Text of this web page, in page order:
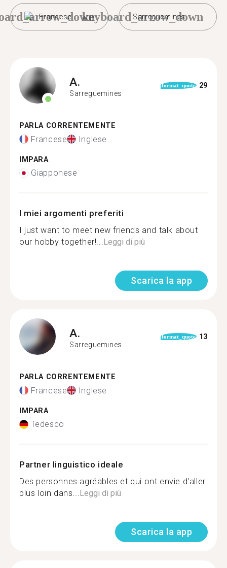
Francese Sarreguemines
keyboard_arrow_down
A.
Sarreguemines
format_quote 29
PARLA CORRENTEMENTE
Francese Inglese
IMPARA
Giapponese
I miei argomenti preferiti
I just want to meet new friends and talk about
our hobby together!...Leggi di più
Scarica la app
A.
Sarreguemines
format_quote 13
PARLA CORRENTEMENTE
Francese Inglese
IMPARA
Tedesco
Partner linguistico ideale
Des personnes agréables et qui ont envie d'aller
plus loin dans...Leggi di più
Scarica la app